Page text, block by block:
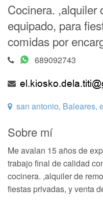
Cocinera. ,alquiler
equipado, para
comidas por
689092743
san antonio, Baleares,
Sobre mí
Me avalan 15 años de
trabajo final de calidad
cocinera. ,alquiler de
fiestas privadas, y venta